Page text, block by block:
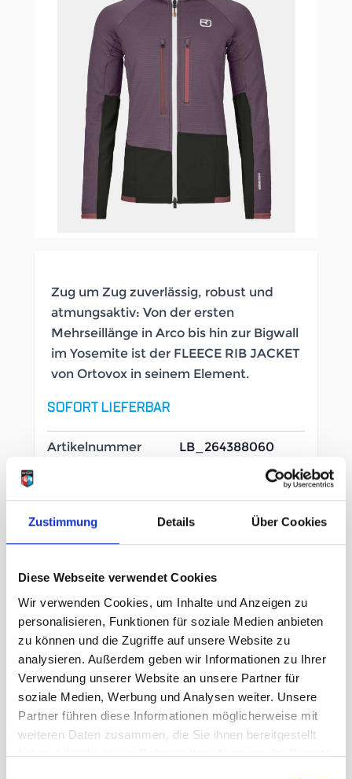
Zustimmung Details Über Cookies
Diese Webseite verwendet Cookies
Wir verwenden Cookies, um Inhalte und Anzeigen zu
personalisieren, Funktionen für soziale Medien anbieten
zu können und die Zugriffe auf unsere Website zu
analysieren. Außerdem geben wir Informationen zu Ihrer
Verwendung unserer Website an unsere Partner für
soziale Medien, Werbung und Analysen weiter. Unsere
Partner führen diese Informationen möglicherweise mit
weiteren Daten zusammen, die Sie ihnen bereitgestellt
haben oder die sie im Rahmen Ihrer Nutzung der Dienste
Zug um Zug zuverlässig, robust und
atmungsaktiv: Von der ersten
Mehrseillänge in Arco bis hin zur Bigwall
im Yosemite ist der FLEECE RIB JACKET
von Ortovox in seinem Element.
SOFORT LIEFERBAR
Artikelnummer LB_264388060
UVP219,95 €
unser Preis ab:153,97 €-30
Menge